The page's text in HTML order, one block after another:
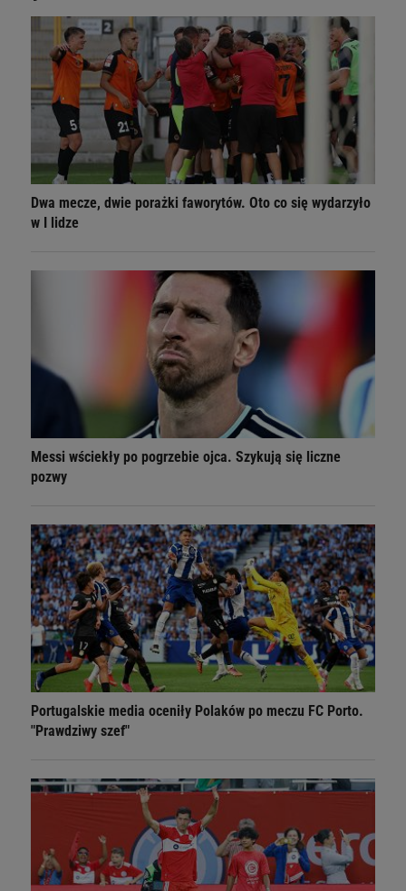
Dwa mecze, dwie porażki faworytów. Oto co się wydarzyło
w I lidze
Messi wściekły po pogrzebie ojca. Szykują się liczne
pozwy
Portugalskie media oceniły Polaków po meczu FC Porto.
"Prawdziwy szef"